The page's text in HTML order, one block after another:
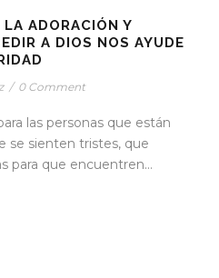
ADORACIÓN Y
A DIOS NOS AYUDE
/ 0 Comment
las personas que están
se sienten tristes, que
para que encuentren...